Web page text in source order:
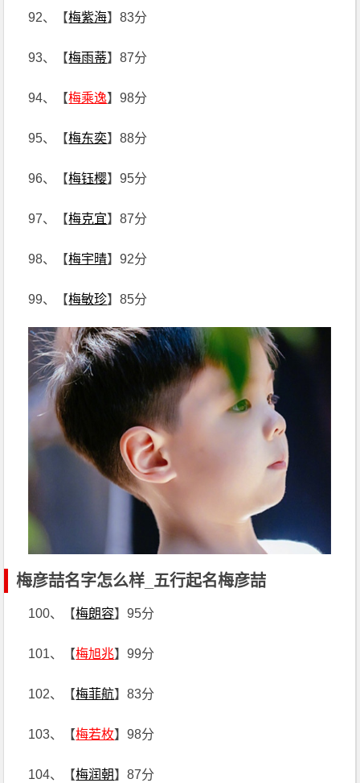
92、【梅紫海】83分
93、【梅雨蒂】87分
94、【梅乘逸】98分
95、【梅东奕】88分
96、【梅钰樱】95分
97、【梅克宜】87分
98、【梅宇晴】92分
99、【梅敏珍】85分
梅彦喆名字怎么样_五行起名梅彦喆
100、【梅朗容】95分
101、【梅旭兆】99分
102、【梅菲航】83分
103、【梅若枚】98分
104、【梅润朝】87分